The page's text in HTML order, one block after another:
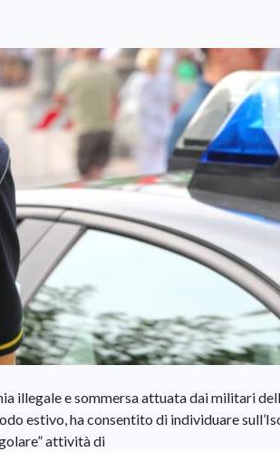
illegale e sommersa attuata dai militari
estivo, ha consentito di individuare
attività di